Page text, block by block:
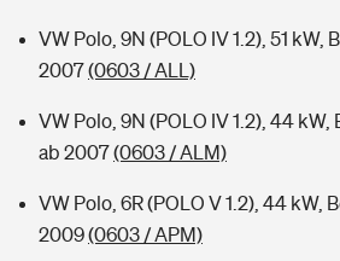
VW Polo, 9N (POLO IV 1.2), 51 kW,
2007(0603 / ALL)
VW Polo, 9N (POLO IV 1.2), 44 kW,
ab 2007(0603 / ALM)
VW Polo, 6R (POLO V 1.2), 44 kW,
2009(0603 / APM)